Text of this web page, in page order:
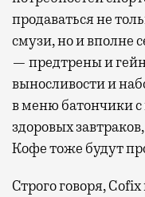
продаваться не
смузи, но и вполне
— предтрены и
выносливости и
в меню батончики
здоровых
Кофе тоже будут
Строго говоря,